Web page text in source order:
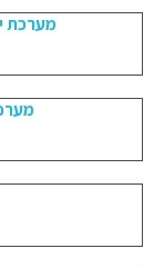
מערכת